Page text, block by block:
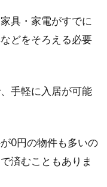
具・家電がすでに
どをそろえる必要
手軽に入居が可能
0円の物件も多いの
済むこともありま